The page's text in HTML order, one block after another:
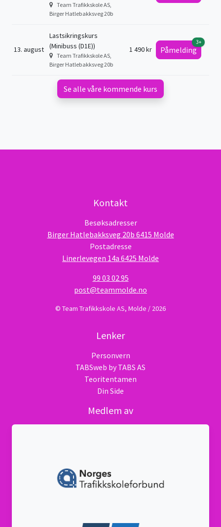
Team Trafikkskole AS,
Birger Hatlebakksveg 20b
13. august
Lastsikringskurs
(Minibuss (D1E))
Team Trafikkskole AS,
Birger Hatlebakksveg 20b
1 490 kr Påmelding
3+
Se alle våre kommende kurs
Kontakt
Besøksadresser
Birger Hatlebakksveg 20b 6415 Molde
Postadresse
Linerlevegen 14a 6425 Molde
99 03 02 95
post@teammolde.no
© Team Trafikkskole AS, Molde / 2026
Lenker
Personvern
TABSweb by TABS AS
Teoritentamen
Din Side
Medlem av